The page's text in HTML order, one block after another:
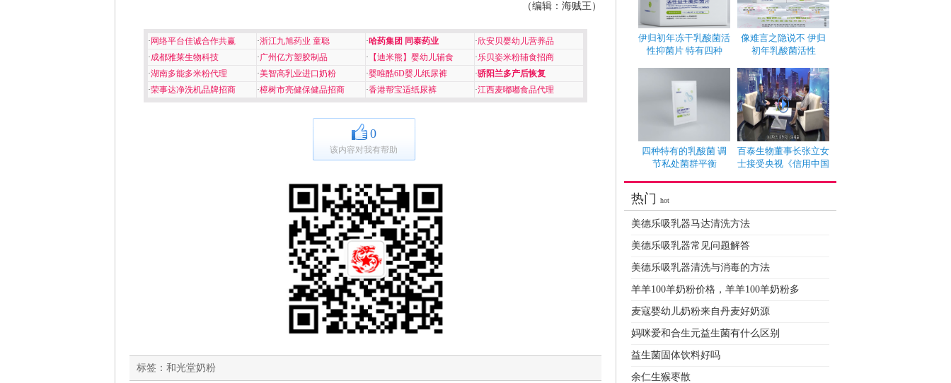
（编辑：海贼王）
· 网络平台佳诚合作共赢 ·浙江九旭药业 童聪 ·哈药集团 同泰药业 ·欣安贝婴幼儿营养品
·成都雅莱生物科技 ·广州亿方塑胶制品 · 【迪米熊】婴幼儿辅食 ·乐贝姿米粉辅食招商
·湖南多能多米粉代理 ·美智高乳业进口奶粉 ·婴唯酷6D婴儿纸尿裤 ·骄阳兰多产后恢复
·荣事达净洗机品牌招商 ·樟树市亮健保健品招商 ·香港帮宝适纸尿裤 ·江西麦嘟嘟食品代理
0
该内容对我有帮助
标签： 和光堂奶粉
伊归初年冻干乳酸菌活
性抑菌片 特有四种
像难言之隐说不 伊归
初年乳酸菌活性
四种特有的乳酸菌 调
节私处菌群平衡
百泰生物董事长张立女
士接受央视《信用中国
热门 hot
美德乐吸乳器马达清洗方法
美德乐吸乳器常见问题解答
美德乐吸乳器清洗与消毒的方法
羊羊100羊奶粉价格，羊羊100羊奶粉多
麦寇婴幼儿奶粉来自丹麦好奶源
妈咪爱和合生元益生菌有什么区别
益生菌固体饮料好吗
余仁生猴枣散